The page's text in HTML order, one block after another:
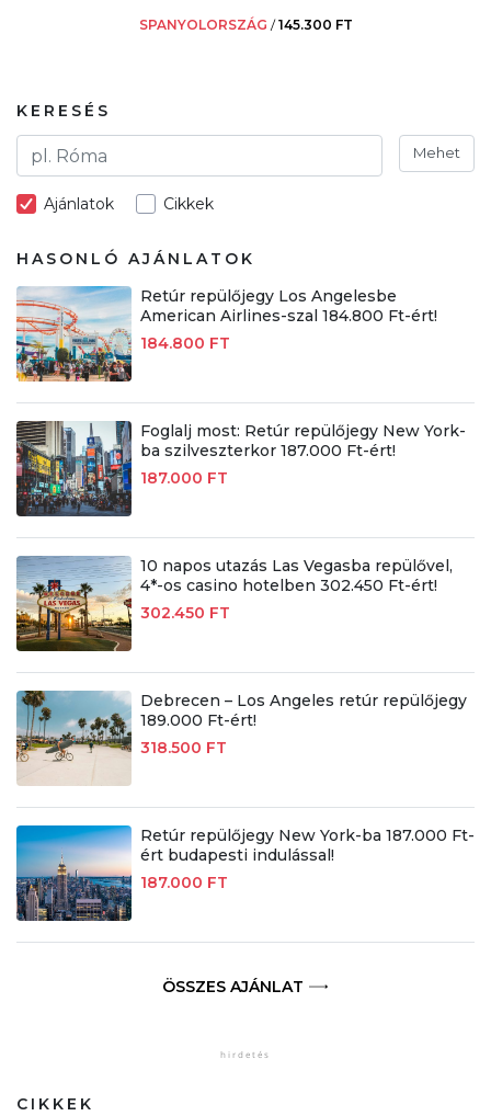
SPANYOLORSZÁG /145.300 FT
KERESÉS
Mehet
Ajánlatok Cikkek
HASONLÓ AJÁNLATOK
Retúr repülőjegy Los Angelesbe
American Airlines-szal 184.800 Ft-ért!
184.800 FT
Foglalj most: Retúr repülőjegy New York-
ba szilveszterkor 187.000 Ft-ért!
187.000 FT
10 napos utazás Las Vegasba repülővel,
4*-os casino hotelben 302.450 Ft-ért!
302.450 FT
Debrecen – Los Angeles retúr repülőjegy
189.000 Ft-ért!
318.500 FT
Retúr repülőjegy New York-ba 187.000 Ft-
ért budapesti indulással!
187.000 FT
ÖSSZES AJÁNLAT
CIKKEK